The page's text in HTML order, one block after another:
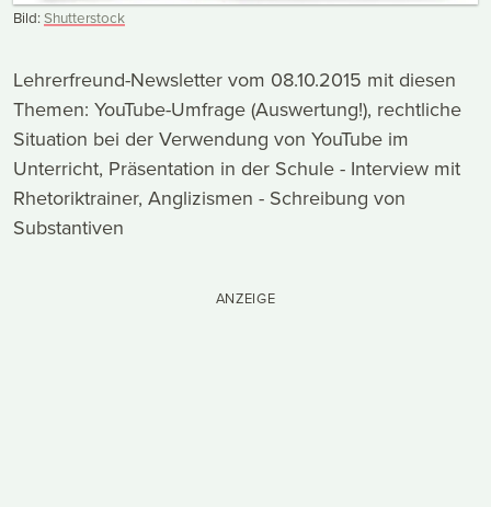
Bild:Shutterstock
Lehrerfreund-Newsletter vom 08.10.2015 mit diesen
Themen: YouTube-Umfrage (Auswertung!), rechtliche
Situation bei der Verwendung von YouTube im
Unterricht, Präsentation in der Schule - Interview mit
Rhetoriktrainer, Anglizismen - Schreibung von
Substantiven
ANZEIGE